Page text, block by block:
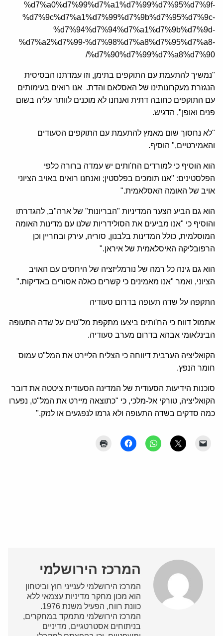
%d7%a0%d7%99%d7%a1%d7%99%d7%95%d7%9f-
%d7%9c%d7%a1%d7%99%d7%9b%d7%95%d7%9c-
%d7%94%d7%94%d7%a1%d7%9b%d7%9d-
%d7%a2%d7%99-%d7%98%d7%a8%d7%95%d7%a8-
%d7%90%d7%99%d7%a8%d7%90/
"נמשיך להתעמת עם התוקפים בתימן, וזו עמדתנו הבסיסית
הנגזרת מעקרונותינו של האסלאם והדת. אנו רואים בעימותים
עם התוקפים כחובה דתית ואנחנו לא מוכנים לוותר עליה בשום
פנים ואופן", הדגיש.
"לא נחסוך שום מאמץ להתעמת עם התוקפים הסעודים
והאמירטיים," הוסיף.
הוא הוסיף כי למורדים הח'ותים יש עמדה ברורה כלפי
הפלסטינים: "אנו תומכים בפלסטין; ואנחנו רואים באויב הציוני
אויב של האומה האסלאמית."
הוא גם הביע הצער המדיניות "הבריונות" של ארה"ב, להגדרתו
והוסיף כי "אנו מביעים את הסולידריות שלנו עם מדינות האומה
המוסלמית, כולל המדינות בלבנון, סוריה, עירק ובחריין וכן
הרפובליקה האיסלאמית של איראן."
הוא גם גינה כל רמה של נורמליזציה של היחסים עם האויב
הציוני, ואמר "אנו מאמינים כי קשרים כאלה אסורים באדיקות."
התקפה על שדה תעופה בדרום סעודיה
אתמול דווח כי הח'ותים ביצעו מתקפת מל"טים על שדה התעופה
הבינלאומי אבהא בדרום מערב סעודיה.
הקואליציה הערבית דיווחה כי הצליח הליירט את המל"ט עמוס
חומר הנפץ.
סוכנות הידיעות הסעודית של המדינה הסעודית ציטטה את דובר
הקואליציה, טורקי אל-מלכי, כי "כתוצאה מיירט את המל"ט, נפערו
כמה סדקים בשדה התעופה ולא גרמו לנפגעים או לנזק."
המרכז הירושלמי
המרכז הירושלמי לענייני חוץ וביטחון
הוא מכון מחקר מדיניות עצמאי ללא
כוונת רווח, הפעיל משנת 1976.
המרכז הירושלמי מתמקד במחקרים,
בניתוחים אסטרטגיים, מדיניים